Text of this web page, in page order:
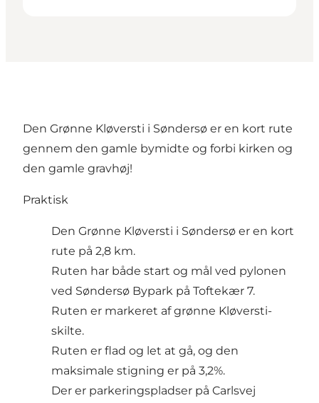
Den Grønne Kløversti i Søndersø er en kort rute
gennem den gamle bymidte og forbi kirken og
den gamle gravhøj!
Praktisk
Den Grønne Kløversti i Søndersø er en kort
rute på 2,8 km.
Ruten har både start og mål ved pylonen
ved Søndersø Bypark på Toftekær 7.
Ruten er markeret af grønne Kløversti-
skilte.
Ruten er flad og let at gå, og den
maksimale stigning er på 3,2%.
Der er parkeringspladser på Carlsvej